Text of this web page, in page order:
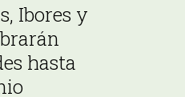
Ibores y
hasta